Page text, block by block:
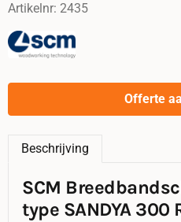
Artikelnr: 2435
Offerte
Beschrijving
SCM
type SANDYA 300